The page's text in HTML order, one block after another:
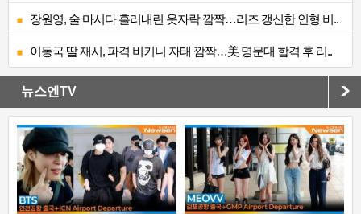
장원영, 술 마시다 흘러내린 옷자락 깜짝…리즈 갱신한 인형 비..
이동국 딸 재시, 파격 비키니 자태 깜짝…美 명문대 합격 후 리..
뉴스엔TV